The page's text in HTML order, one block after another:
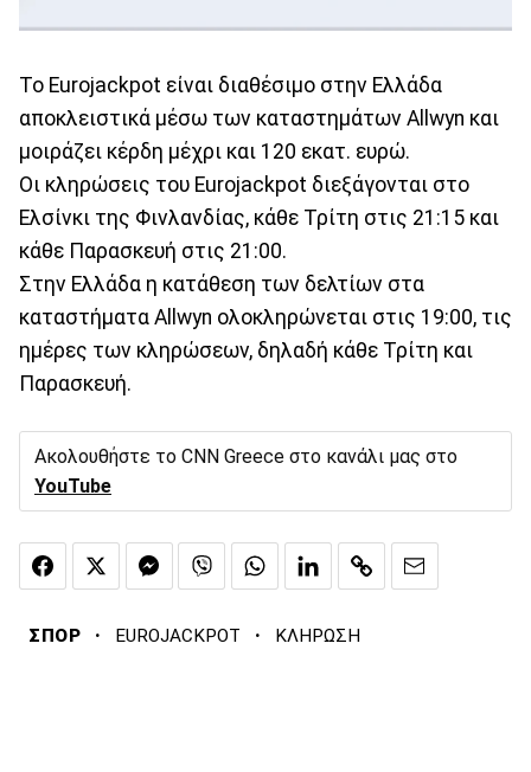
Το Eurojackpot είναι διαθέσιμο στην Ελλάδα
αποκλειστικά μέσω των καταστημάτων Allwyn και
μοιράζει κέρδη μέχρι και 120 εκατ. ευρώ.
Οι κληρώσεις του Eurojackpot διεξάγονται στο
Ελσίνκι της Φινλανδίας, κάθε Τρίτη στις 21:15 και
κάθε Παρασκευή στις 21:00.
Στην Ελλάδα η κατάθεση των δελτίων στα
καταστήματα Allwyn ολοκληρώνεται στις 19:00, τις
ημέρες των κληρώσεων, δηλαδή κάθε Τρίτη και
Παρασκευή.
Ακολουθήστε το CNN Greece στο κανάλι μας στο
YouTube
ΣΠΟΡ · EUROJACKPOT · ΚΛΗΡΩΣΗ